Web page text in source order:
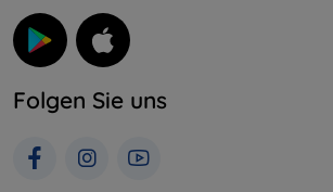
Folgen Sie uns